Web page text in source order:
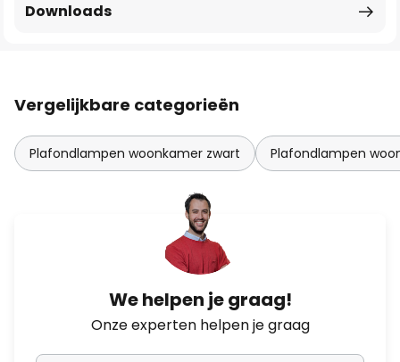
Downloads
Vergelijkbare categorieën
Plafondlampen woonkamer zwart Plafondlampen
We helpen je graag!
Onze experten helpen je graag